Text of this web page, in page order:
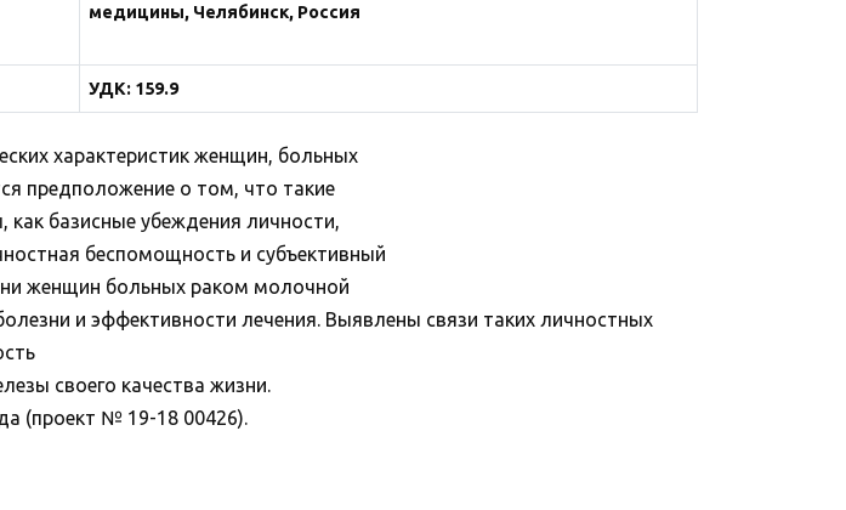
медицины, Челябинск, Россия
УДК: 159.9
характеристик женщин, больных
предположение о том, что такие
базисные убеждения личности,
беспомощность и субъективный
женщин больных раком молочной
и эффективности лечения. Выявлены связи таких личностных
своего качества жизни.
(проект № 19-18 00426).